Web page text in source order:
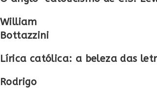
William
Bottazzini
Lírica católica: a beleza das
Rodrigo